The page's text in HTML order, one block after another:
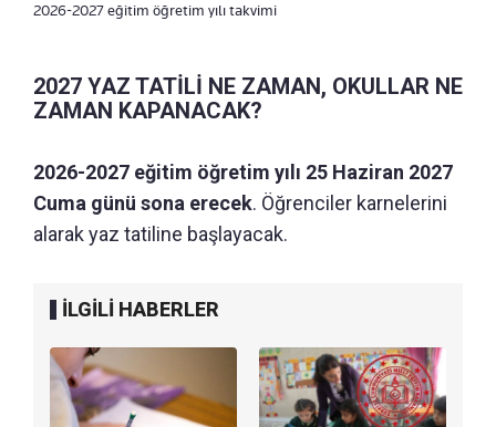
2026-2027 eğitim öğretim yılı takvimi
2027 YAZ TATİLİ NE ZAMAN, OKULLAR NE
ZAMAN KAPANACAK?
2026-2027 eğitim öğretim yılı 25 Haziran 2027
Cuma günü sona erecek. Öğrenciler karnelerini
alarak yaz tatiline başlayacak.
İLGİLİ HABERLER